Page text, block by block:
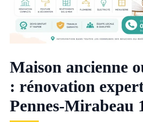
Maison ancienne
: rénovation
Pennes-Mirabeau